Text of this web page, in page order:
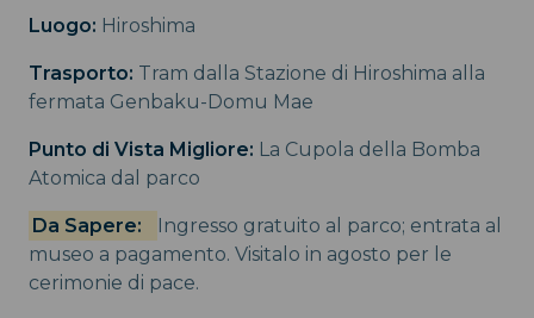
Luogo: Hiroshima
Trasporto: Tram dalla Stazione di Hiroshima alla
fermata Genbaku-Domu Mae
Punto di Vista Migliore: La Cupola della Bomba
Atomica dal parco
Da Sapere:
Ingresso gratuito al parco; entrata al
museo a pagamento. Visitalo in agosto per le
cerimonie di pace.